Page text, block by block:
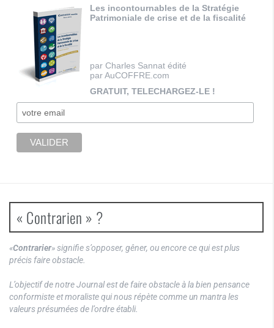
Les incontournables de la Stratégie
Patrimoniale de crise et de la fiscalité
par Charles Sannat édité
par AuCOFFRE.com
GRATUIT, TELECHARGEZ-LE !
« Contrarien » ?
«Contrarier» signifie s’opposer, gêner, ou encore ce qui est plus
précis faire obstacle.
L’objectif de notre Journal est de faire obstacle à la bien pensance
conformiste et moraliste qui nous répète comme un mantra les
valeurs présumées de l’ordre établi.